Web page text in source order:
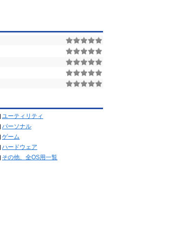
ユーティリティ
パーソナル
ゲーム
ハードウェア
その他、全OS用一覧